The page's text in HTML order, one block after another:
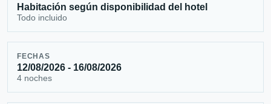
Habitación según disponibilidad del hotel
Todo incluido
FECHAS
12/08/2026 - 16/08/2026
4 noches